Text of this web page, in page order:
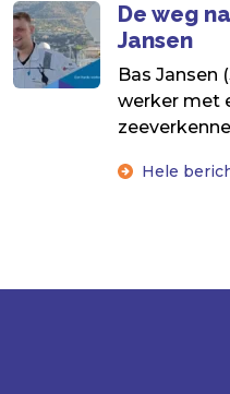
De weg
Jansen
Bas Jansen
werker met
Hele